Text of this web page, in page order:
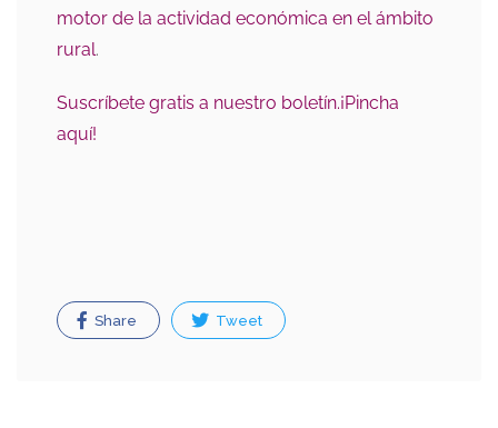
motor de la actividad económica en el ámbito
rural.
Suscríbete gratis a nuestro boletín.¡Pincha
aquí!
Share Tweet